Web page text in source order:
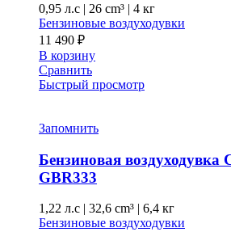
0,95 л.с | 26 cm³ | 4 кг
Бензиновые воздуходувки
11 490 ₽
В корзину
Сравнить
Быстрый просмотр
Запомнить
Бензиновая
GBR333
1,22 л.с | 32,6 cm³ | 6,4 кг
Бензиновые воздуходувки